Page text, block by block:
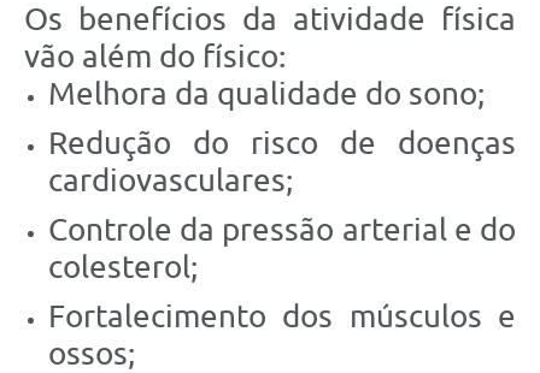
Os benefícios da atividade física
vão além do físico:
Melhora da qualidade do sono;
Redução do risco de doenças
cardiovasculares;
Controle da pressão arterial e do
colesterol;
Fortalecimento dos músculos e
ossos;